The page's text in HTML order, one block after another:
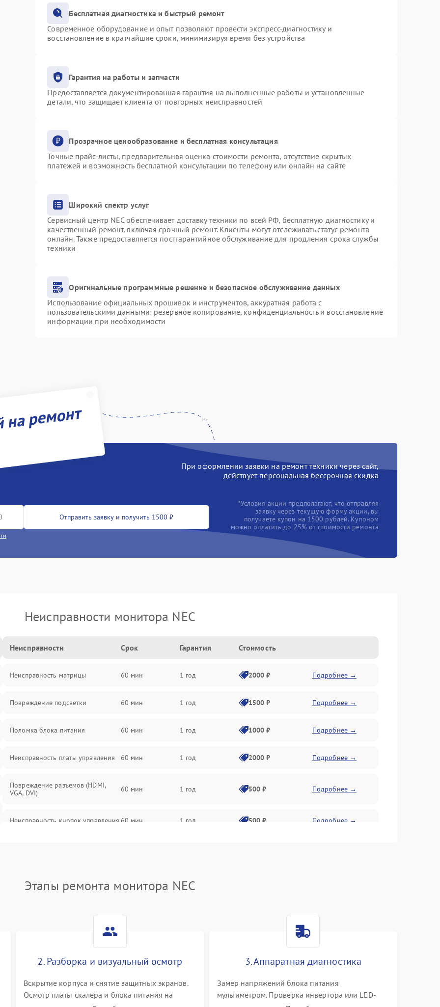
Бесплатная диагностика и быстрый ремонт
Современное оборудование и опыт позволяют провести экспресс-диагностику и
восстановление в кратчайшие сроки, минимизируя время без устройства
Гарантия на работы и запчасти
Предоставляется документированная гарантия на выполненные работы и установленные
детали, что защищает клиента от повторных неисправностей
Прозрачное ценообразование и бесплатная консультация
Точные прайс-листы, предварительная оценка стоимости ремонта, отсутствие скрытых
платежей и возможность бесплатной консультации по телефону или онлайн на сайте
Широкий спектр услуг
Сервисный центр NEC обеспечивает доставку техники по всей РФ, бесплатную диагностику и
качественный ремонт, включая срочный ремонт. Клиенты могут отслеживать статус ремонта
онлайн. Также предоставляется постгарантийное обслуживание для продления срока службы
техники
Оригинальные программные решение и безопасное обслуживание данных
Использование официальных прошивок и инструментов, аккуратная работа с
пользовательскими данными: резервное копирование, конфиденциальность и восстановление
информации при необходимости
ремонт
При оформлении заявки на ремонт техники через сайт,
действует персональная бессрочная скидка
Отправить заявку и получить 1500 ₽
*Условия акции предполагают, что отправляя
заявку через текущую форму акции, вы
получаете купон на 1500 рублей. Купоном
можно оплатить до 25% от стоимости ремонта
Неисправности монитора NEC
Неисправности Срок Гарантия Стоимость
Неисправность матрицы 60 мин 1 год 2000 ₽ Подробнее →
Повреждение подсветки 60 мин 1 год 1500 ₽ Подробнее →
Поломка блока питания 60 мин 1 год 1000 ₽ Подробнее →
Неисправность платы управления 60 мин 1 год 2000 ₽ Подробнее →
Повреждение разъемов (HDMI,
VGA, DVI)
60 мин 1 год 500 ₽ Подробнее →
Неисправность кнопок управления 60 мин 1 год 500 ₽ Подробнее →
Поломка системы автоматического
короткого замыкания
Этапы ремонта монитора NEC
2. Разборка и визуальный осмотр
Вскрытие корпуса и снятие защитных экранов.
Осмотр платы скалера и блока питания на
3. Аппаратная диагностика
Замер напряжений блока питания
мультиметром. Проверка инвертора или LED-